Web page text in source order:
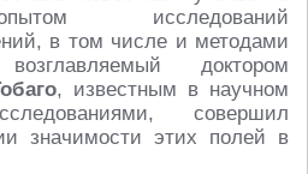
исследований
в том числе и методами
доктором
, известным в научном
совершил
значимости этих полей в